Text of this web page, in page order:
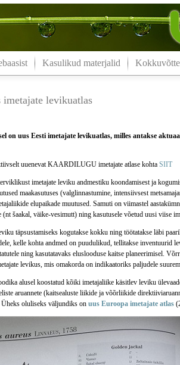
Kasulikud materjalid
imetajate levikuatlas
on uus Eesti imetajate levikuatlas, milles antakse
uuenevat KAARDILUGU imetajate atlase kohta SIIT
imetajate leviku andmestiku koondamisest ja
maakasutuses (valglinnastumine, intensiivsest
elupaikade muutused. Samuti on viimastel
(nt šaakal, väike-vesimutt) ning kasutusele võetud uusi viise
täpsustamiseks kogutakse kokku ning töötatakse läbi
kelle kohta andmed on puudulikud, tellitakse inventuurid
ning kasutatavaks eluslooduse kaitse planeerimisel.
levikus, mis omakorda on indikaatoriks paljudele
alusel koostatud kõiki imetajaliike käsitlev leviku
aruannete (kaitsealuste liikide ja võõrliikide
Üheks oluliseks väljundiks on uus Euroopa imetajate atlas